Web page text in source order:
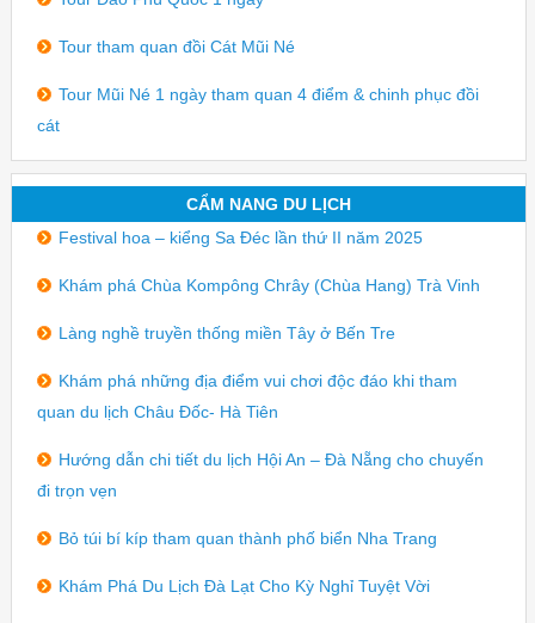
Tour tham quan đồi Cát Mũi Né
Tour Mũi Né 1 ngày tham quan 4 điểm & chinh phục đồi
cát
CẨM NANG DU LỊCH
Festival hoa – kiểng Sa Đéc lần thứ II năm 2025
Khám phá Chùa Kompông Chrây (Chùa Hang) Trà Vinh
Làng nghề truyền thống miền Tây ở Bến Tre
Khám phá những địa điểm vui chơi độc đáo khi tham
quan du lịch Châu Đốc- Hà Tiên
Hướng dẫn chi tiết du lịch Hội An – Đà Nẵng cho chuyến
đi trọn vẹn
Bỏ túi bí kíp tham quan thành phố biển Nha Trang
Khám Phá Du Lịch Đà Lạt Cho Kỳ Nghỉ Tuyệt Vời